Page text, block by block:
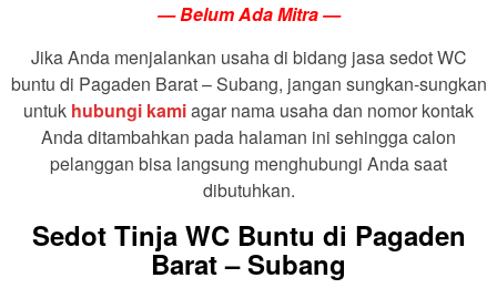
— Belum Ada Mitra —
Jika Anda menjalankan usaha di bidang jasa sedot WC
buntu di Pagaden Barat – Subang, jangan sungkan-sungkan
untuk hubungi kamiagar nama usaha dan nomor kontak
Anda ditambahkan pada halaman ini sehingga calon
pelanggan bisa langsung menghubungi Anda saat
dibutuhkan.
Sedot Tinja WC Buntu di Pagaden
Barat – Subang